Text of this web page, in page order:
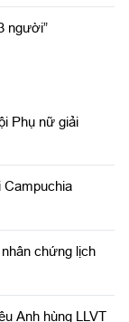
người”
Phụ nữ giải
Campuchia
chứng lịch
Anh hùng LLVT